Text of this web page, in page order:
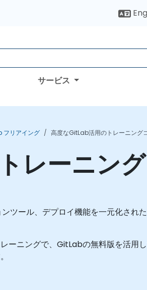
サービス
フリアイング 高度なGitLab活用のトレーニング
レーニン
ツール、デプロイ機能を一元化され
ーニングで、GitLabの無料版を活用